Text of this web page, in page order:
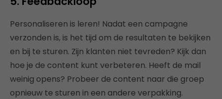
Personaliseren is leren! Nadat een campagne
verzonden is, is het tijd om de resultaten te bekijken
en bij te sturen. Zijn klanten niet tevreden? Kijk dan
hoe je de content kunt verbeteren. Heeft de mail
weinig opens? Probeer de content naar die groep
opnieuw te sturen in een andere verpakking.